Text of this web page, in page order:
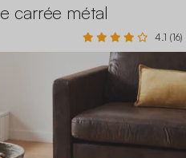
carrée métal
4.1 (16)